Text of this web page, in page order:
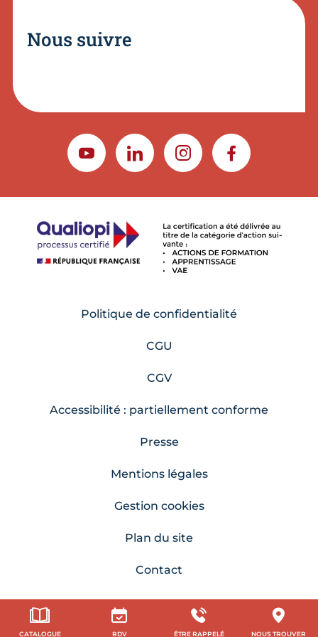
CATALOGUE RDV ÊTRE RAPPELÉ NOUS TROUVER
Nous suivre
YOUTUBELINKEDININSTAGRAMFACEBOOK
Politique de confidentialité
CGU
CGV
Accessibilité : partiellement conforme
Presse
Mentions légales
Gestion cookies
Plan du site
Contact